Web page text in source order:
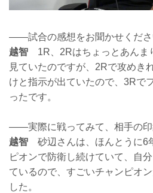
——試合の感想をお聞かせくださ
越智 1R、2Rはちょっとあんま
見ていたのですが、2Rで攻めき
けと指示が出ていたので、3Rで
ったです。
——実際に戦ってみて、相手の印
越智 砂辺さんは、ほんとうに6
ピオンで防衛し続けていて、自
ているので、すごいチャンピオ
した。